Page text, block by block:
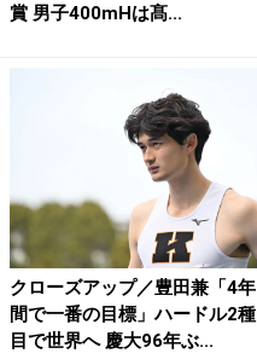
賞 男子400mHは髙...
クローズアップ／豊田兼「4年
間で一番の目標」ハードル2種
目で世界へ 慶大96年ぶ...